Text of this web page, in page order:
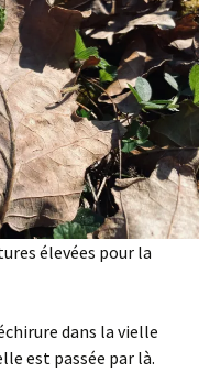
élevées pour la
dans la vielle
est passée par là.